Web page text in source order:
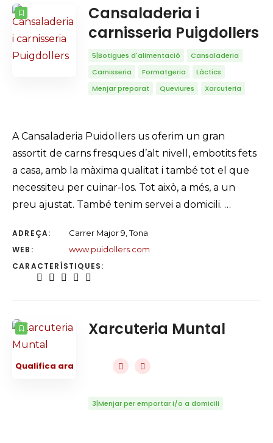
Cercar
ORDENAT PER
ORDRE
Cansaladeria i
carnisseria Puigdollers
5|Botigues d'alimentació
Cansaladeria
Carnisseria
Formatgeria
Làctics
Menjar preparat
Queviures Xarcuteria
A Cansaladeria Puidollers us oferim un gran
assortit de carns fresques d’alt nivell, embotits fets
a casa, amb la màxima qualitat i també tot el que
necessiteu per cuinar-los. Tot això, a més, a un
preu ajustat. També tenim servei a domicili. …
ADREÇA: Carrer Major 9, Tona
WEB: www.puidollers.com
CARACTERÍSTIQUES:
Qualifica ara
Xarcuteria Muntal
3|Menjar per emportar i/o a domicili